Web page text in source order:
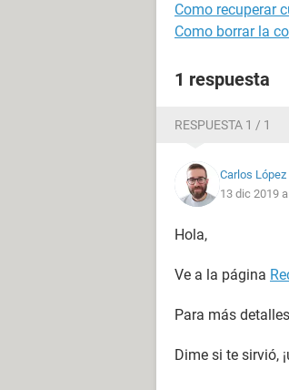
Como recuperar
Como borrar la
1 respuesta
RESPUESTA 1 / 1
Carlos
13 dic 2019
Hola,
Ve a la página
Para más
Dime si te sirvió,